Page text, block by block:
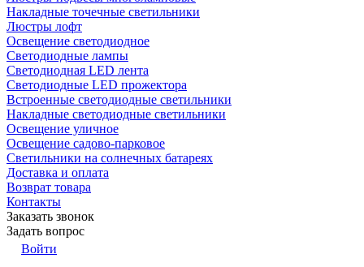
Накладные точечные светильники
Люстры лофт
Освещение светодиодное
Светодиодные лампы
Светодиодная LED лента
Светодиодные LED прожектора
Встроенные светодиодные светильники
Накладные светодиодные светильники
Освещение уличное
Освещение садово-парковое
Светильники на солнечных батареях
Доставка и оплата
Возврат товара
Контакты
Заказать звонок
Задать вопрос
Войти